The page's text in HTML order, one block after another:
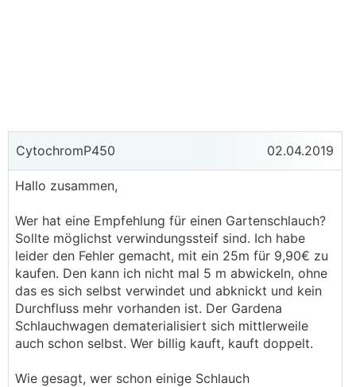
CytochromP450 02.04.2019
Hallo zusammen,
Wer hat eine Empfehlung für einen Gartenschlauch?
Sollte möglichst verwindungssteif sind. Ich habe
leider den Fehler gemacht, mit ein 25m für 9,90€ zu
kaufen. Den kann ich nicht mal 5 m abwickeln, ohne
das es sich selbst verwindet und abknickt und kein
Durchfluss mehr vorhanden ist. Der Gardena
Schlauchwagen dematerialisiert sich mittlerweile
auch schon selbst. Wer billig kauft, kauft doppelt.
Wie gesagt, wer schon einige Schlauch